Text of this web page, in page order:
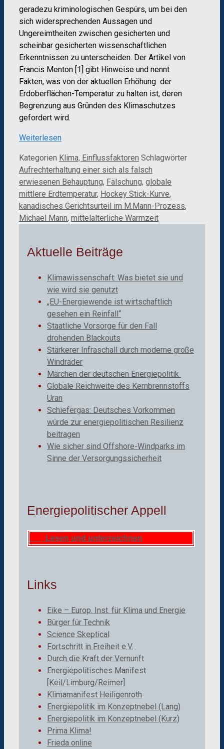
geradezu kriminologischen Gespürs, um bei den
sich widersprechenden Aussagen und
Ungereimtheiten zwischen gesicherten und
scheinbar gesicherten wissenschaftlichen
Erkenntnissen zu unterscheiden. Der Artikel von
Francis Menton [1] gibt Hinweise und nennt
Fakten, was von der aktuellen Erhöhung der
Erdoberflächen-Temperatur zu halten ist, deren
Begrenzung aus Gründen des Klimaschutzes
gefordert wird.
Weiterlesen
Kategorien Klima, Einflussfaktoren Schlagwörter
Aufrechterhaltung einer sich als falsch
erwiesenen Behauptung, Fälschung, globale
mittlere Erdtemperatur, Hockey Stick-Kurve,
kanadisches Gerichtsurteil im M.Mann-Prozess,
Michael Mann, mittelalterliche Warmzeit
Aktuelle Beiträge
Klimawissenschaft: Was bietet sie und
wie wird sie genutzt
„EU-Energiewende ist wirtschaftlich
gesehen ein Reinfall“
Staatliche Vorsorge für den Fall
drohenden Blackouts
Stärkerer Infraschall durch moderne große
Windräder
Märchen der deutschen Energiepolitik
Globale Reichweite des Kernbrennstoffs
Uran
Schiefergas: Deutsches Vorkommen
würde zur energiepolitischen Resilienz
beitragen
Wie sicher sind Offshore-Windparks im
Sinne der Versorgungssicherheit
Energiepolitischer Appell
Lesen und unterzeichnen
Links
Eike – Europ. Inst. für Klima und Energie
Bürger für Technik
Science Skeptical
Fortschritt in Freiheit e.V.
Durch die Kraft der Vernunft
Energiepolitisches Manifest
[Keil/Limburg/Reimer]
Klimamanifest Heiligenroth
Energiepolitik im Konzeptnebel (Lang)
Energiepolitik im Konzeptnebel (Kurz)
Prima Klima!
Frieda online